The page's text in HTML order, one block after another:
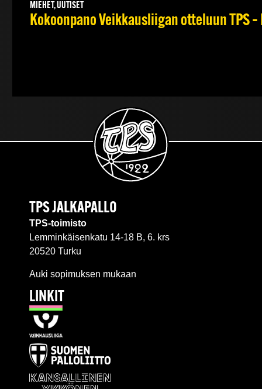
MIEHET, UUTISET
Kokoonpano Veikkausliigan otteluun TPS
TPS JALKAPALLO
TPS-toimisto
Lemminkäisenkatu 14-18 B, 6. krs
20520 Turku
Auki sopimuksen mukaan
LINKIT